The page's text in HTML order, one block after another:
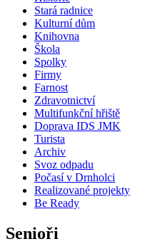
Stará radnice
Kulturní dům
Knihovna
Škola
Spolky
Firmy
Farnost
Zdravotnictví
Multifunkční hřiště
Doprava IDS JMK
Turista
Archiv
Svoz odpadu
Počasí v Drnholci
Realizované projekty
Be Ready
Senioři